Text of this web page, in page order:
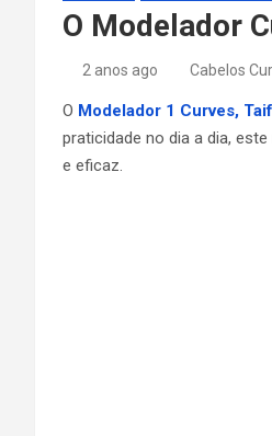
O Modelador
2 anos ago Cabelos
O Modelador 1 Curves,
praticidade no dia a dia,
e eficaz.